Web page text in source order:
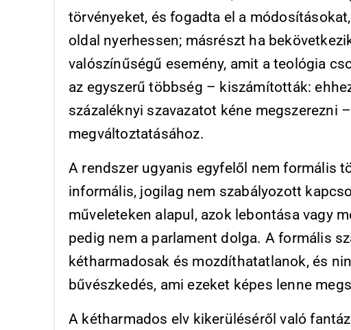
törvényeket, és fogadta el a
oldal nyerhessen; másrészt ha
valószínűségű esemény, amit a teológia
az egyszerű többség – kiszámították:
százaléknyi szavazatot kéne megszerezni
megváltoztatásához.
A rendszer ugyanis egyfelől nem formális
informális, jogilag nem szabályozott
műveleteken alapul, azok lebontása vagy
pedig nem a parlament dolga. A formális
kétharmadosak és mozdíthatatlanok, és
bűvészkedés, ami ezeket képes lenne
A kétharmados elv kikerüléséről való